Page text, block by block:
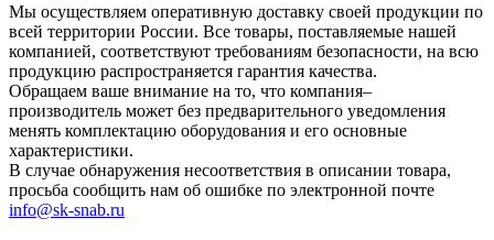
Мы осуществляем оперативную доставку своей продукции по
всей территории России. Все товары, поставляемые нашей
компанией, соответствуют требованиям безопасности, на всю
продукцию распространяется гарантия качества.
Обращаем ваше внимание на то, что компания–
производитель может без предварительного уведомления
менять комплектацию оборудования и его основные
характеристики.
В случае обнаружения несоответствия в описании товара,
просьба сообщить нам об ошибке по электронной почте
info@sk-snab.ru